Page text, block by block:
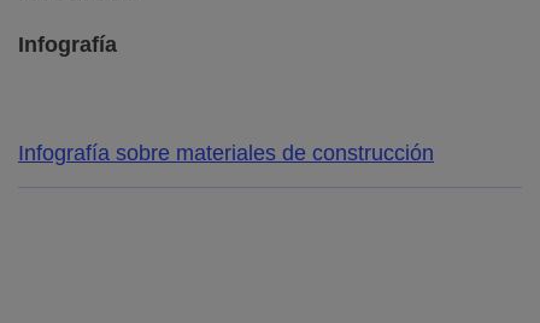
Infografía
Infografía sobre materiales de construcción